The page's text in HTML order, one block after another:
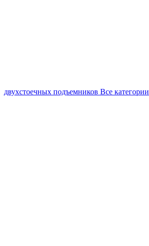
двухстоечных подъемников Все категории